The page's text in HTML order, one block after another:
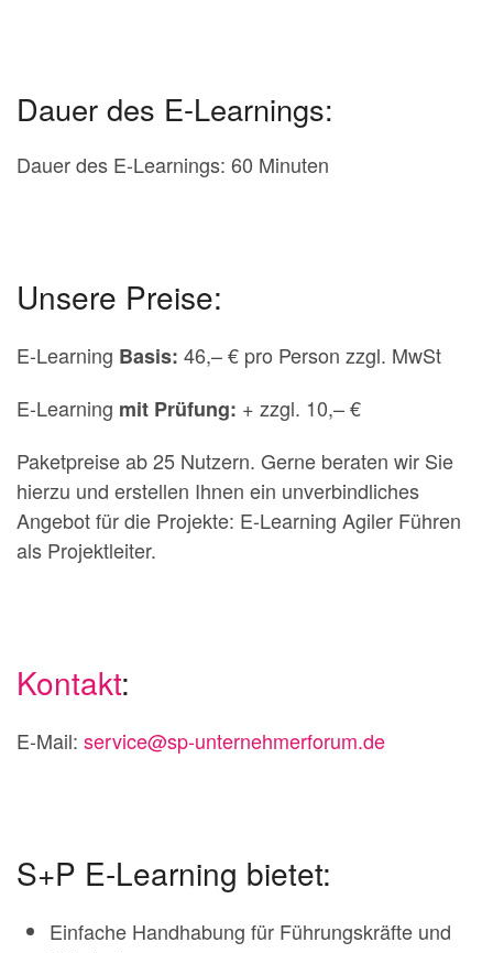
Dauer des E-Learnings:
Dauer des E-Learnings: 60 Minuten
Unsere Preise:
E-Learning Basis: 46,– € pro Person zzgl. MwSt
E-Learning mit Prüfung: + zzgl. 10,– €
Paketpreise ab 25 Nutzern. Gerne beraten wir Sie
hierzu und erstellen Ihnen ein unverbindliches
Angebot für die Projekte: E-Learning Agiler Führen
als Projektleiter.
Kontakt:
E-Mail: service@sp-unternehmerforum.de
S+P E-Learning bietet:
Einfache Handhabung für Führungskräfte und